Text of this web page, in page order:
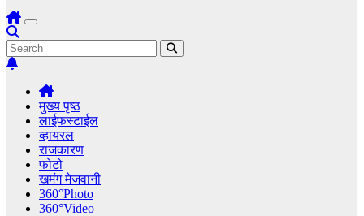
मुख्य पृष्ठ
लाईफस्टाईल
व्हायरल
राजकारण
फोटो
खमंग मेजवानी
360°Photo
360°Video